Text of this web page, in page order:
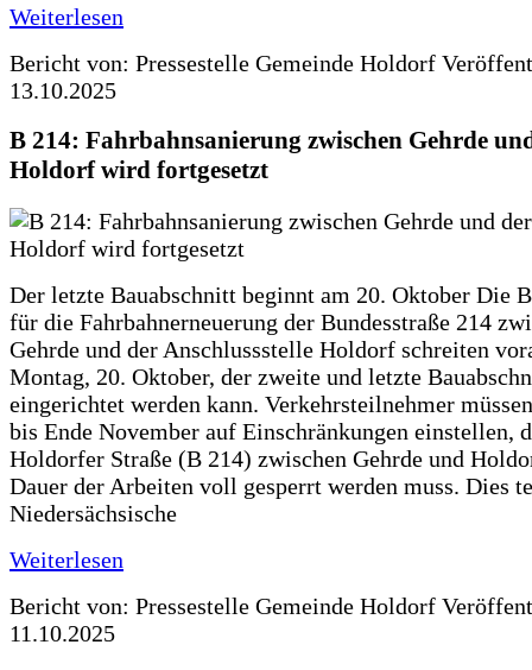
Weiterlesen
Bericht von: Pressestelle Gemeinde Holdorf
13.10.2025
B 214: Fahrbahnsanierung zwischen Gehrde
Holdorf wird fortgesetzt
Der letzte Bauabschnitt beginnt am 20. Oktober Die
für die Fahrbahnerneuerung der Bundesstraße 214
Gehrde und der Anschlussstelle Holdorf schreiten
Montag, 20. Oktober, der zweite und letzte
eingerichtet werden kann. Verkehrsteilnehmer
bis Ende November auf Einschränkungen einstellen,
Holdorfer Straße (B 214) zwischen Gehrde und
Dauer der Arbeiten voll gesperrt werden muss. Dies
Niedersächsische
Weiterlesen
Bericht von: Pressestelle Gemeinde Holdorf
11.10.2025